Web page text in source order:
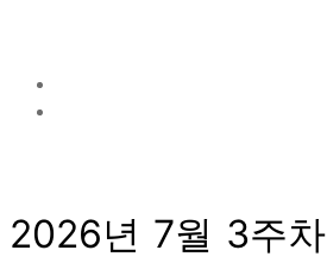
2026년 7월 3주